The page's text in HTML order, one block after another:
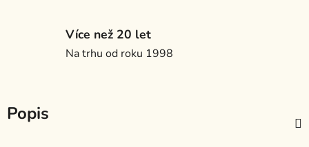
Více než 20 let
Na trhu od roku 1998
Popis